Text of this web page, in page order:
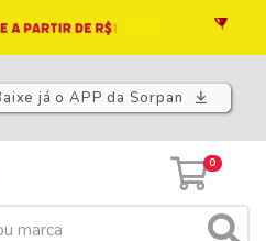
já o APP da Sorpan
0